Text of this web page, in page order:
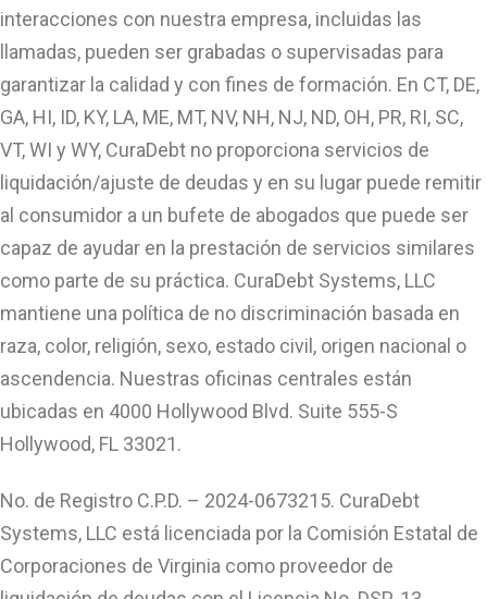
interacciones con nuestra empresa, incluidas las
llamadas, pueden ser grabadas o supervisadas para
garantizar la calidad y con fines de formación. En CT, DE,
GA, HI, ID, KY, LA, ME, MT, NV, NH, NJ, ND, OH, PR, RI, SC,
VT, WI y WY, CuraDebt no proporciona servicios de
liquidación/ajuste de deudas y en su lugar puede remitir
al consumidor a un bufete de abogados que puede ser
capaz de ayudar en la prestación de servicios similares
como parte de su práctica. CuraDebt Systems, LLC
mantiene una política de no discriminación basada en
raza, color, religión, sexo, estado civil, origen nacional o
ascendencia. Nuestras oficinas centrales están
ubicadas en 4000 Hollywood Blvd. Suite 555-S
Hollywood, FL 33021.
No. de Registro C.P.D. – 2024-0673215. CuraDebt
Systems, LLC está licenciada por la Comisión Estatal de
Corporaciones de Virginia como proveedor de